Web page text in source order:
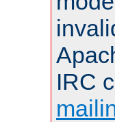
IRC